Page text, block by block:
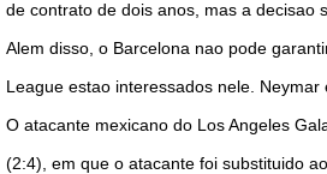
de contrato de dois anos, mas a decisao
Alem disso, o Barcelona nao pode
League estao interessados nele.
O atacante mexicano do Los Angeles
(2:4), em que o atacante foi substituido